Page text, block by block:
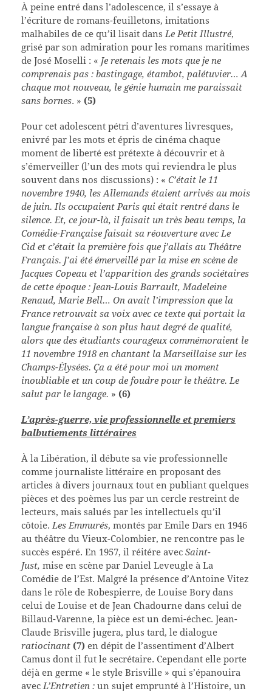
À peine entré dans l’adolescence, il s’essaye à
l’écriture de romans-feuilletons, imitations
malhabiles de ce qu’il lisait dansLe Petit Illustré,
grisé par son admiration pour les romans maritimes
de José Moselli : « Je retenais les mots que je ne
comprenais pas : bastingage, étambot, palétuvier… A
chaque mot nouveau, le génie humain me paraissait
sans bornes. » (5)
Pour cet adolescent pétri d’aventures livresques,
enivré par les mots et épris de cinéma chaque
moment de liberté est prétexte à découvrir et à
s’émerveiller (l’un des mots qui reviendra le plus
souvent dans nos discussions) : « C’était le 11
novembre 1940, les Allemands étaient arrivés au mois
de juin. Ils occupaient Paris qui était rentré dans le
silence. Et, ce jour-là, il faisait un très beau temps, la
Comédie-Française faisait sa réouverture avec Le
Cid et c’était la première fois que j’allais au Théâtre
Français. J’ai été émerveillé par la mise en scène de
Jacques Copeau et l’apparition des grands sociétaires
de cette époque : Jean-Louis Barrault, Madeleine
Renaud, Marie Bell… On avait l’impression que la
France retrouvait sa voix avec ce texte qui portait la
langue française à son plus haut degré de qualité,
alors que des étudiants courageux commémoraient le
11 novembre 1918 en chantant la Marseillaise sur les
Champs-Élysées. Ça a été pour moi un moment
inoubliable et un coup de foudre pour le théâtre. Le
salut par le langage. » (6)
L’après-guerre, vie professionnelle et premiers
balbutiements littéraires
À la Libération, il débute sa vie professionnelle
comme journaliste littéraire en proposant des
articles à divers journaux tout en publiant quelques
pièces et des poèmes lus par un cercle restreint de
lecteurs, mais salués par les intellectuels qu’il
côtoie.Les Emmurés, montés par Emile Dars en 1946
au théâtre du Vieux-Colombier, ne rencontre pas le
succès espéré. En 1957, il réitére avec Saint-
Just, mise en scène par Daniel Leveugle à La
Comédie de l’Est. Malgré la présence d’Antoine Vitez
dans le rôle de Robespierre, de Louise Bory dans
celui de Louise et de Jean Chadourne dans celui de
Billaud-Varenne, la pièce est un demi-échec. Jean-
Claude Brisville jugera, plus tard, le dialogue
ratiocinant (7) en dépit de l’assentiment d’Albert
Camus dont il fut le secrétaire. Cependant elle porte
déjà en germe « le style Brisville » qui s’épanouira
avecL’Entretien : un sujet emprunté à l’Histoire, un